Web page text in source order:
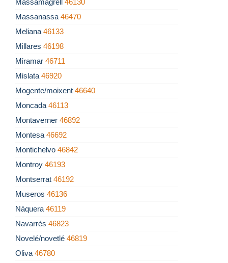
Massamagrell 46130
Massanassa 46470
Meliana 46133
Millares 46198
Miramar 46711
Mislata 46920
Mogente/moixent 46640
Moncada 46113
Montaverner 46892
Montesa 46692
Montichelvo 46842
Montroy 46193
Montserrat 46192
Museros 46136
Náquera 46119
Navarrés 46823
Novelé/novetlé 46819
Oliva 46780